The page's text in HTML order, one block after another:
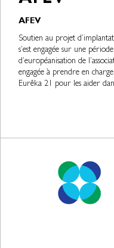
AFEV
Soutien au projet
s’est engagée sur une
d’européanisation de
engagée à prendre en
Eurêka 21 pour les aider